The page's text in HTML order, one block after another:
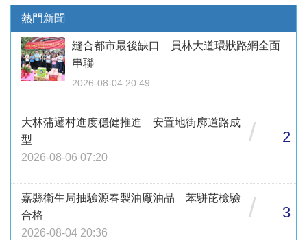
熱門新聞
縫合都市最後缺口 員林大道環狀路網全面
串聯
2026-08-04 20:49
大林蒲遷村進度穩健推進 安置地街廓道路成
型
2026-08-06 07:20
/ 2
嘉縣衛生局抽驗源春製油廠油品 苯駢芘檢驗
合格
2026-08-04 20:36
/ 3